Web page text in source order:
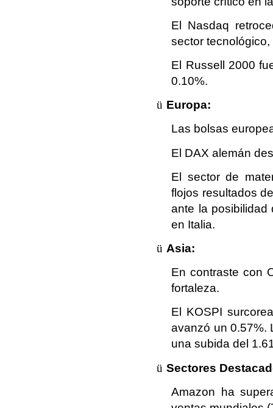
El Nasdaq
sector
El Russell 2000
0.10%.
ü Europa:
Las bolsas
El DAX alemán
El sector de
flojos resultados
ante la posibilidad
en Italia.
ü Asia:
En contraste con
fortaleza.
El KOSPI
avanzó un 0.57%.
una subida del
ü Sectores
Amazon ha